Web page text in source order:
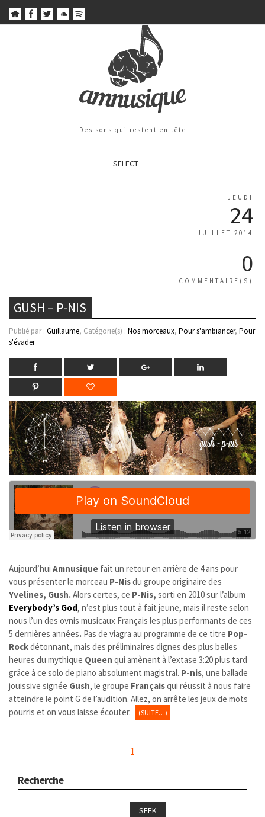
Des sons qui restent en tête
SELECT
JEUDI
24
JUILLET 2014
0
COMMENTAIRE(S)
GUSH – P-NIS
Publié par : Guillaume, Catégorie(s) : Nos morceaux, Pour s'ambiancer, Pour
s'évader
Aujourd’hui Amnusique fait un retour en arrière de 4 ans pour
vous présenter le morceau P-Nisdu groupe originaire des
Yvelines, Gush.Alors certes, ce P-Nis, sorti en 2010 sur l’album
Everybody’s God, n’est plus tout à fait jeune, mais il reste selon
nous l’un des ovnis musicaux Français les plus performants de ces
5 dernières années. Pas de viagra au programme de ce titre Pop-
Rockdétonnant, mais des préliminaires dignes des plus belles
heures du mythique Queen qui amènent à l’extase 3:20 plus tard
grâce à ce solo de piano absolument magistral. P-nis, une ballade
jouissive signée Gush, le groupe Françaisqui réussit à nous faire
atteindre le point G de l’audition. Allez, on arrête les jeux de mots
pourris et on vous laisse écouter.
(SUITE…)
1
Recherche
SEEK